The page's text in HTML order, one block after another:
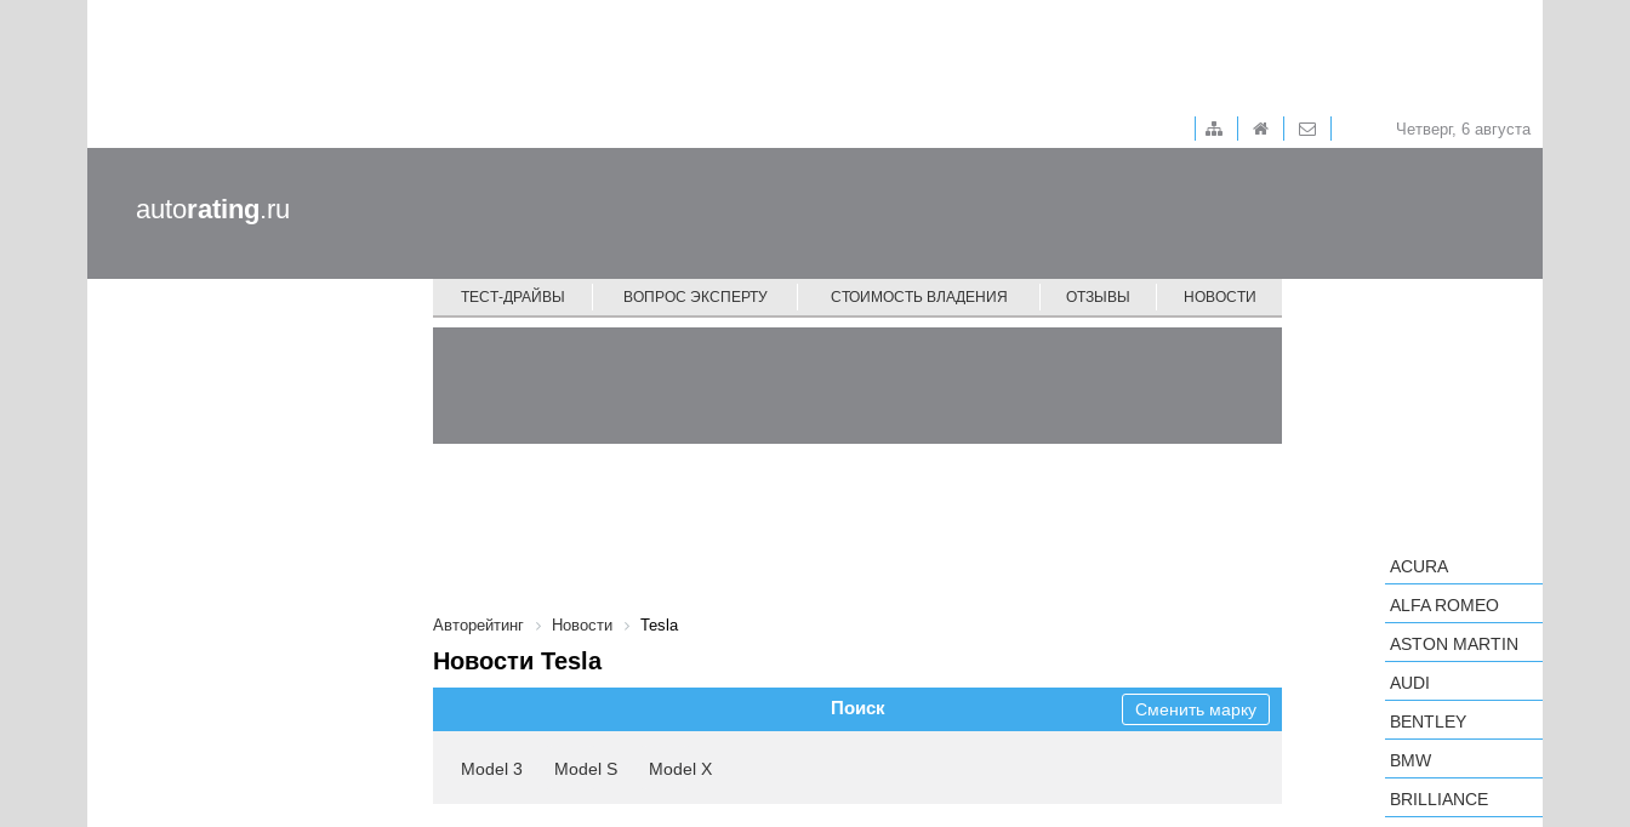
Четверг, 6 августа
autorating.ru
ТЕСТ-ДРАЙВЫ ВОПРОС ЭКСПЕРТУ СТОИМОСТЬ ВЛАДЕНИЯ ОТЗЫВЫ НОВОСТИ
Авторейтинг Новости Tesla
Новости Tesla
Поиск Сменить марку
Model 3 Model S Model X
ACURA
ALFA ROMEO
ASTON MARTIN
AUDI
BENTLEY
BMW
BRILLIANCE